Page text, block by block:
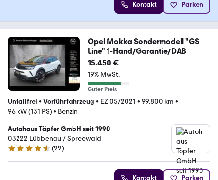
Kontakt Parken
Opel Mokka Sondermodell "GS
Line" 1-Hand/Garantie/DAB
15.450 €
19% MwSt.
Guter Preis
Unfallfrei • Vorführfahrzeug • EZ 05/2021 • 99.800 km •
96 kW (131 PS) • Benzin
Autohaus Töpfer GmbH seit 1990
03222 Lübbenau / Spreewald
4.6 Sterne
(99)
Kontakt Parken